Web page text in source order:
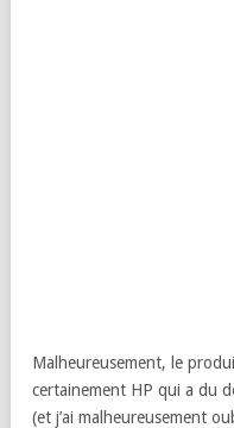
Malheureusement, le
certainement HP qui a du
(et j’ai malheureusement